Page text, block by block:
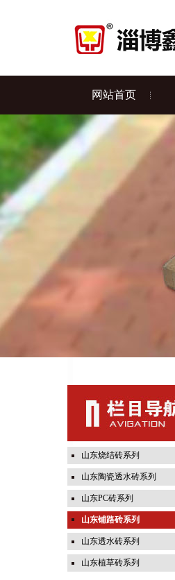
网站首页
山东烧结砖系列
山东陶瓷透水砖系列
山东PC砖系列
山东铺路砖系列
山东透水砖系列
山东植草砖系列